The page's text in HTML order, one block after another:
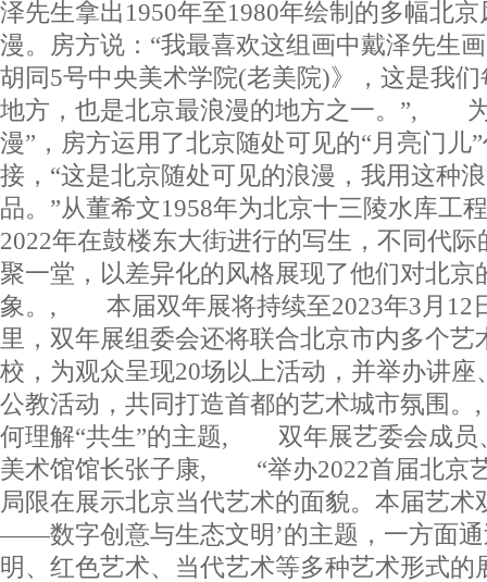
泽先生拿出1950年至1980年绘制的多幅北
漫。房方说：“我最喜欢这组画中戴泽先生
胡同5号中央美术学院(老美院)》，这是我
地方，也是北京最浪漫的地方之一。”,
漫”，房方运用了北京随处可见的“月亮门儿
接，“这是北京随处可见的浪漫，我用这种
品。”从董希文1958年为北京十三陵水库工
2022年在鼓楼东大街进行的写生，不同代
聚一堂，以差异化的风格展现了他们对北京
象。, 本届双年展将持续至2023年3月12
里，双年展组委会还将联合北京市内多个艺
校，为观众呈现20场以上活动，并举办讲座
公教活动，共同打造首都的艺术城市
何理解“共生”的主题, 双年展艺委会成
美术馆馆长张子康, “举办2022首届北京
局限在展示北京当代艺术的面貌。本届艺术
——数字创意与生态文明’的主题，一方面
明、红色艺术、当代艺术等多种艺术形式的